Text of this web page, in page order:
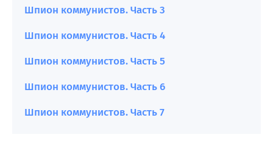
Шпион коммунистов. Часть 3
Шпион коммунистов. Часть 4
Шпион коммунистов. Часть 5
Шпион коммунистов. Часть 6
Шпион коммунистов. Часть 7